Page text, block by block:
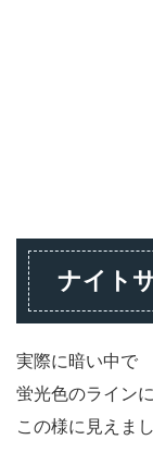
ナイト
実際に暗い中で
蛍光色のライン
この様に見えまし